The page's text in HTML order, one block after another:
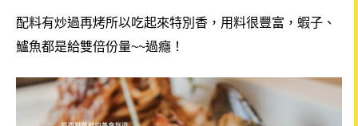
配料有炒過再烤所以吃起來特別香，用料很豐富，蝦子、
鱸魚都是給雙倍份量~~過癮！